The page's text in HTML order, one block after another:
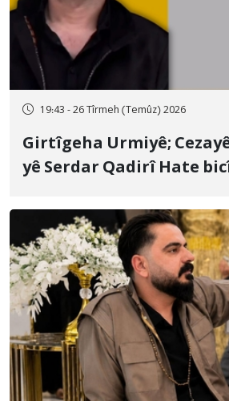
19:43 - 26 Tîrmeh (Temûz) 2026
Girtîgeha Urmiyê;
yê Serdar Qadirî Hate